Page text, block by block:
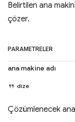
Belirtilen ana
çözer.
PARAMETRELER
ana makine adı
dize
Çözümlenecek